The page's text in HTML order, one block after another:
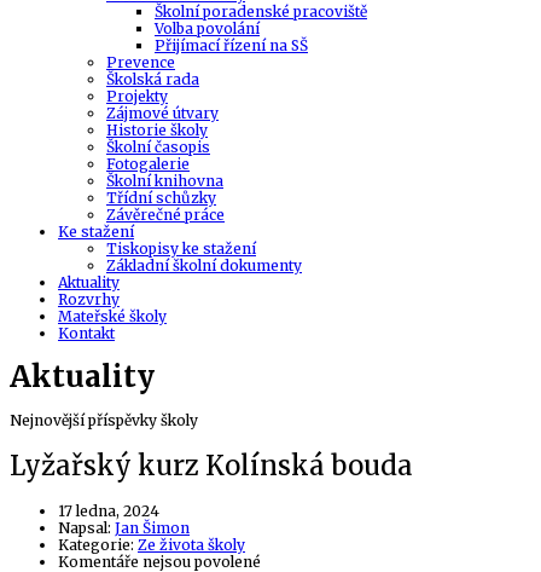
Školní poradenské pracoviště
Volba povolání
Přijímací řízení na SŠ
Prevence
Školská rada
Projekty
Zájmové útvary
Historie školy
Školní časopis
Fotogalerie
Školní knihovna
Třídní schůzky
Závěrečné práce
Ke stažení
Tiskopisy ke stažení
Základní školní dokumenty
Aktuality
Rozvrhy
Mateřské školy
Kontakt
Aktuality
Nejnovější příspěvky školy
Lyžařský kurz Kolínská bouda
17 ledna, 2024
Napsal: Author
Jan Šimon
Kategorie: Ze života školy
Komentáře nejsou povolené